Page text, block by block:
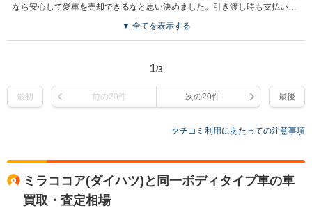
なら安心して愛車を売却できるなと思い決めました。引き渡し時も支払いも
スムーズでトータルで大満足です。引き渡し時には愛車との最後の記念撮影
▼ 全てを表示する
1/3
最初 前の20件 次の20件 最後
クチコミ利用にあたっての注意事項
ミラココア(ダイハツ)と同一ボディタイプ車の車
買取・査定相場